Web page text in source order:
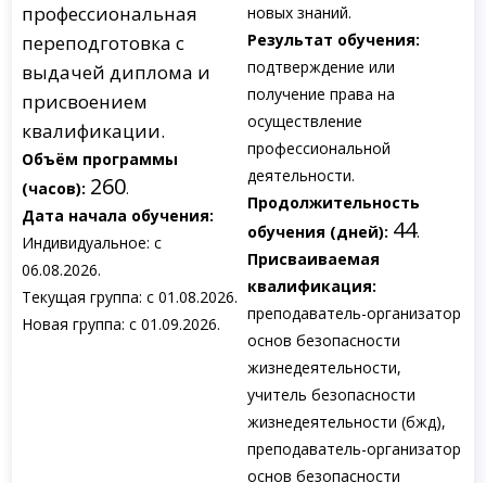
профессиональная
переподготовка с
выдачей диплома и
присвоением
квалификации.
Объём программы
(часов): 260.
Дата начала обучения:
Индивидуальное: с
06.08.2026.
Текущая группа: с 01.08.2026.
Новая группа: с 01.09.2026.
новых знаний.
Результат обучения:
подтверждение или
получение права на
осуществление
профессиональной
деятельности.
Продолжительность
обучения (дней): 44.
Присваиваемая
квалификация:
преподаватель-организатор
основ безопасности
жизнедеятельности,
учитель безопасности
жизнедеятельности (бжд),
преподаватель-организатор
основ безопасности